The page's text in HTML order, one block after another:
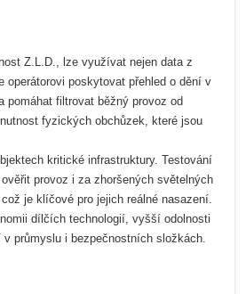
Z.L.D., lze využívat nejen data z
poskytovat přehled o dění v
pomáhat filtrovat běžný provoz od
fyzických obchůzek, které jsou
kritické infrastruktury. Testování
provoz i za zhoršených světelných
je klíčové pro jejich reálné nasazení.
dílčích technologií, vyšší odolnosti
průmyslu i bezpečnostních složkách.